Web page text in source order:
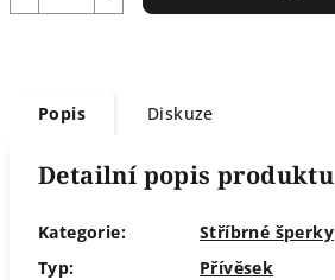
Popis Diskuze
Detailní popis produktu
Kategorie:
Stříbrné šperky
Typ:
Přívěsek